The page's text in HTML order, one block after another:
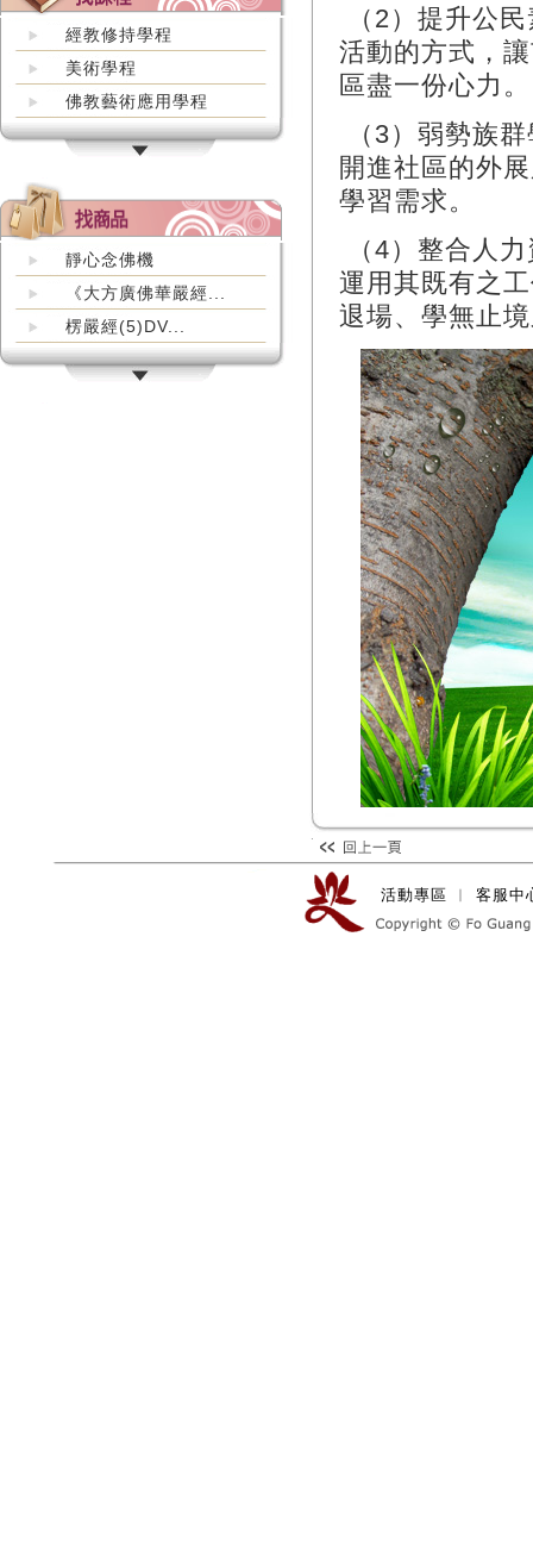
經教修持學程
美術學程
佛教藝術應用學程
靜心念佛機
《大方廣佛華嚴經...
楞嚴經(5)DV...
（2）提升公
活動的方式，
區盡一份心力。
（3）弱勢族
開進社區的外
學習需求。
（4）整合人
運用其既有之
退場、學無止
活動專區 ︱ 客服中